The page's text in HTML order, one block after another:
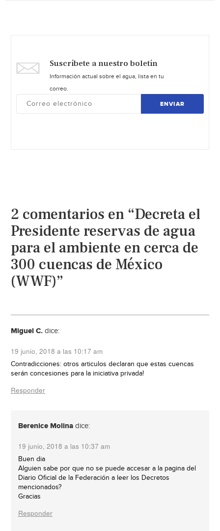
Suscríbete a nuestro boletín
Información actual sobre el agua, lista en tu
correo.
ENVIAR
2 comentarios en “Decreta el
Presidente reservas de agua
para el ambiente en cerca de
300 cuencas de México
(WWF)”
Miguel C. dice:
19 junio, 2018 a las 10:17 am
Contradicciones: otros articulos declaran que estas cuencas
serán concesiones para la iniciativa privada!
Responder
Berenice Molina dice:
19 junio, 2018 a las 10:37 am
Buen dia
Alguien sabe por que no se puede accesar a la pagina del
Diario Oficial de la Federación a leer los Decretos
mencionados?
Gracias
Responder